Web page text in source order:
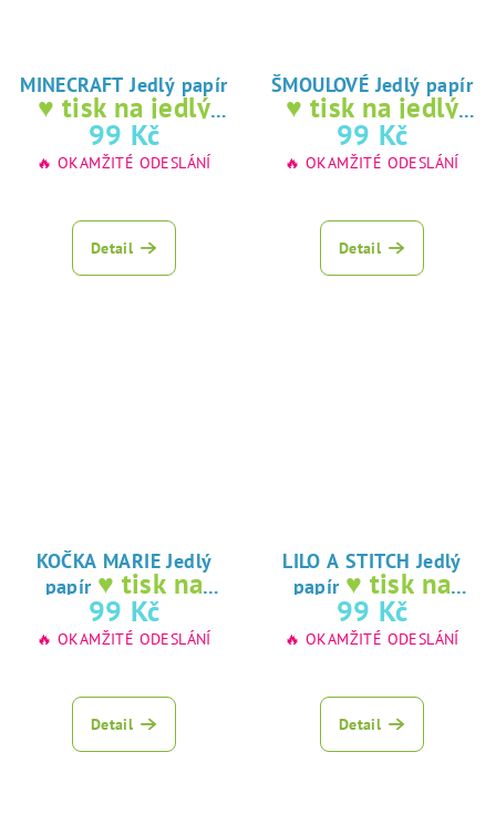
MINECRAFT Jedlý papír
♥ tisk na jedlý
papír
99 Kč
🔥 OKAMŽITÉ ODESLÁNÍ
hodnocení
produktu
Detail
ŠMOULOVÉ Jedlý papír
♥ tisk na jedlý
papír
99 Kč
🔥 OKAMŽITÉ ODESLÁNÍ
Detail
KOČKA MARIE Jedlý
papír ♥ tisk na
jedlý papír
99 Kč
🔥 OKAMŽITÉ ODESLÁNÍ
Detail
LILO A STITCH Jedlý
papír ♥ tisk na
jedlý papír
99 Kč
🔥 OKAMŽITÉ ODESLÁNÍ
Detail